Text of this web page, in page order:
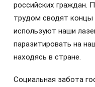
российских граждан.
трудом сводят концы
используют наши
паразитировать на
находясь в стране.
Социальная забота